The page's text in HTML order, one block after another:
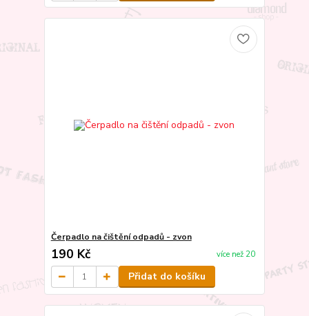
Čerpadlo na čištění odpadů - zvon
190 Kč více než 20
Přidat do košíku